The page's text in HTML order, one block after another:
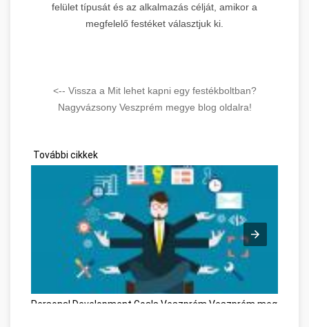
felület típusát és az alkalmazás célját, amikor a
megfelelő festéket választjuk ki.
<-- Vissza a Mit lehet kapni egy festékboltban?
Nagyvázsony Veszprém megye blog oldalra!
További cikkek
Personal Development Goals Veszprém Veszprém megye